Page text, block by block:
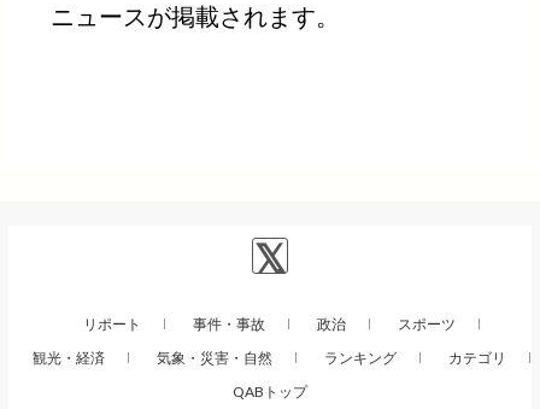
ニュースが掲載されます。
リポート 事件・事故 政治
スポーツ
観光・経済
気象・災害・自然 ランキング
カテゴリ
QABトップ